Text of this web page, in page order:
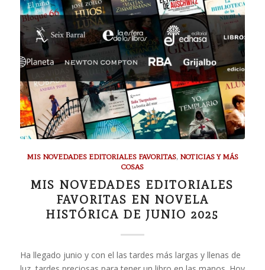
MIS NOVEDADES EDITORIALES FAVORITAS, NOTICIAS Y MÁS
COSAS
MIS NOVEDADES EDITORIALES
FAVORITAS EN NOVELA
HISTÓRICA DE JUNIO 2025
Ha llegado junio y con el las tardes más largas y llenas de